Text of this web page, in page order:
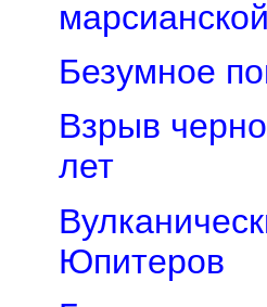
Безумное
Взрыв
лет
Юпитеров